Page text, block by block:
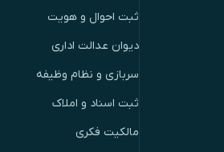
ثبت احوال و هویت
دیوان عدالت اداری
سربازی و نظام وظیفه
ثبت اسناد و املاک
مالکیت فکری